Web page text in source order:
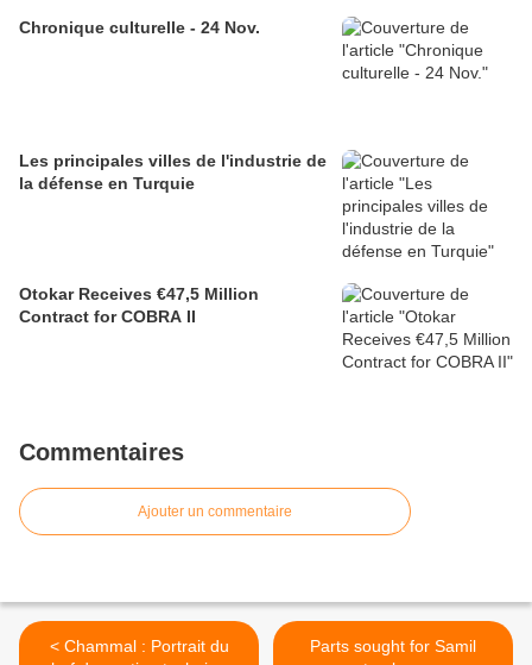
Chronique culturelle - 24 Nov.
Les principales villes de l'industrie de
la défense en Turquie
Otokar Receives €47,5 Million
Contract for COBRA II
Commentaires
Ajouter un commentaire
< Chammal : Portrait du
Parts sought for Samil